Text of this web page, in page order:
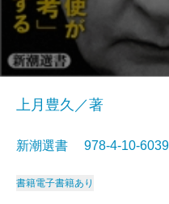
上月豊久／著
新潮選書 978-4-10-
書籍電子書籍あり